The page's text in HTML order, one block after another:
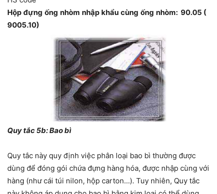
Hộp đựng ống nhòm nhập khẩu cùng ống nhòm: 90.05 (
9005.10)
Quy tắc 5b: Bao bì
Quy tắc này quy định việc phân loại bao bì thường được
dùng để đóng gói chứa đựng hàng hóa, được nhập cùng với
hàng (như cái túi nilon, hộp carton…). Tuy nhiên, Quy tắc